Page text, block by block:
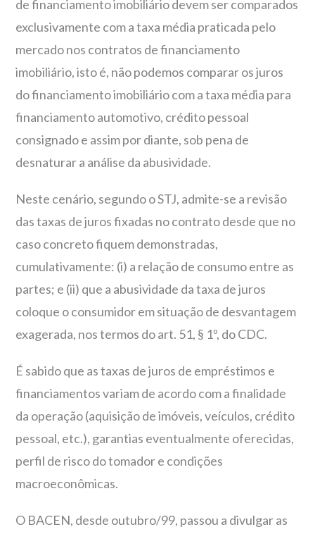
de financiamento imobiliário devem ser comparados
exclusivamente com a taxa média praticada pelo
mercado nos contratos de financiamento
imobiliário, isto é, não podemos comparar os juros
do financiamento imobiliário com a taxa média para
financiamento automotivo, crédito pessoal
consignado e assim por diante, sob pena de
desnaturar a análise da abusividade.
Neste cenário, segundo o STJ, admite-se a revisão
das taxas de juros fixadas no contrato desde que no
caso concreto fiquem demonstradas,
cumulativamente: (i) a relação de consumo entre as
partes; e (ii) que a abusividade da taxa de juros
coloque o consumidor em situação de desvantagem
exagerada, nos termos do art. 51, § 1º, do CDC.
É sabido que as taxas de juros de empréstimos e
financiamentos variam de acordo com a finalidade
da operação (aquisição de imóveis, veículos, crédito
pessoal, etc.), garantias eventualmente oferecidas,
perfil de risco do tomador e condições
macroeconômicas.
O BACEN, desde outubro/99, passou a divulgar as